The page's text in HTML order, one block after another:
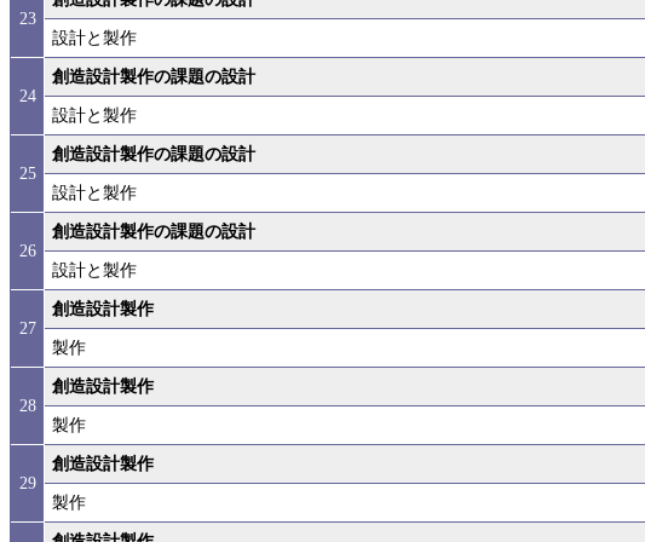
23
設計と製作
24
創造設計製作の課題の設計
設計と製作
25
創造設計製作の課題の設計
設計と製作
26
創造設計製作の課題の設計
設計と製作
27
創造設計製作
製作
28
創造設計製作
製作
29
創造設計製作
製作